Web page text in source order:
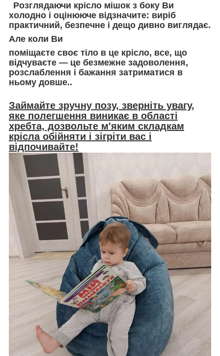
Розглядаючи крісло мішок з боку Ви
холодно і оцінююче відзначите: виріб
практичний, безпечне і дещо дивно виглядає.
Але коли Ви
поміщаєте своє тіло в це крісло, все, що
відчуваєте — це безмежне задоволення,
розслаблення і бажання затриматися в
ньому довше..
Займайте зручну позу, зверніть увагу,
яке полегшення виникає в області
хребта, дозвольте м'яким складкам
крісла обійняти і зігріти вас і
відпочивайте!